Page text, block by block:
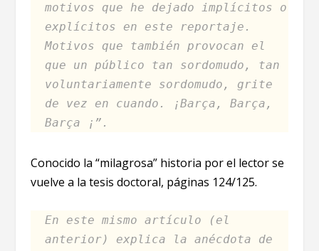
motivos que he dejado implícitos o
explícitos en este reportaje.
Motivos que también provocan el
que un público tan sordomudo, tan
voluntariamente sordomudo, grite
de vez en cuando. ¡Barça, Barça,
Barça ¡”.
Conocido la “milagrosa” historia por el lector se
vuelve a la tesis doctoral, páginas 124/125.
En este mismo artículo
(el
anterior)
explica la anécdota de